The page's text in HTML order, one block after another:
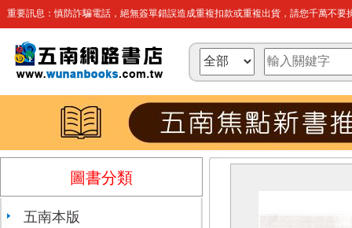
重要訊息：慎防詐騙電話，絕無簽單錯誤造成重複扣款或重複出貨，請您千萬不要
圖書分類
五南本版